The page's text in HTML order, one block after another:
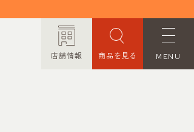
店舗情報 商品を見る MENU